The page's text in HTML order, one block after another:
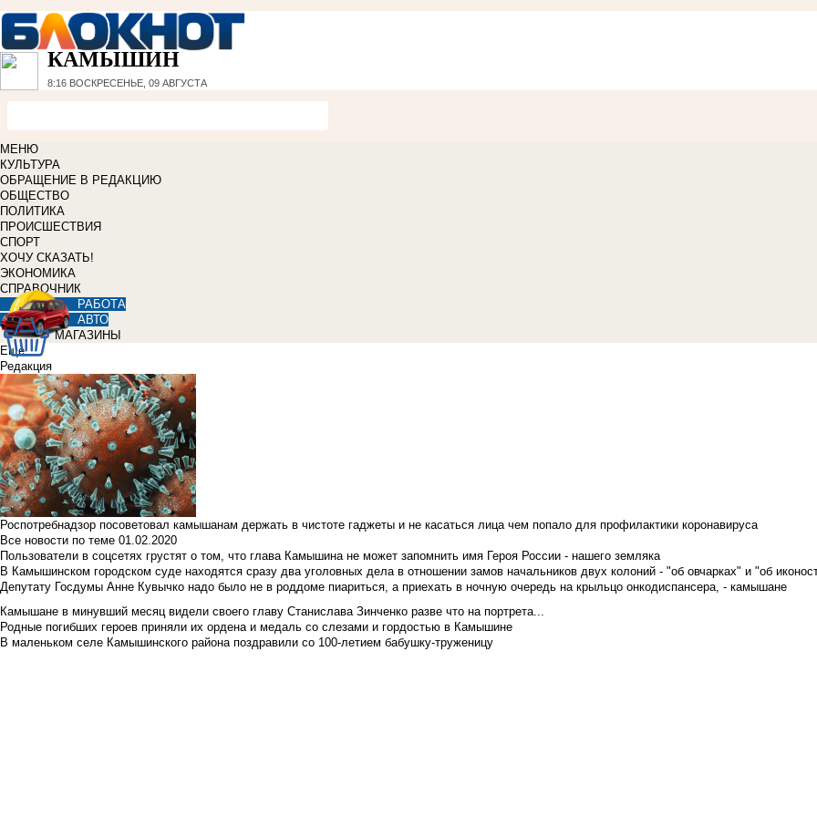
КАМЫШИН
8:16 ВОСКРЕСЕНЬЕ, 09 АВГУСТА
МЕНЮ
КУЛЬТУРА
ОБРАЩЕНИЕ В РЕДАКЦИЮ
ОБЩЕСТВО
ПОЛИТИКА
ПРОИСШЕСТВИЯ
СПОРТ
ХОЧУ СКАЗАТЬ!
ЭКОНОМИКА
СПРАВОЧНИК
РАБОТА
АВТО
МАГАЗИНЫ
Еще
Редакция
Роспотребнадзор посоветовал камышанам держать в чистоте гаджеты и не касаться лица чем попало для профилактики коронавируса
Все новости по теме 01.02.2020
Пользователи в соцсетях грустят о том, что глава Камышина не может запомнить имя Героя России - нашего земляка
В Камышинском городском суде находятся сразу два уголовных дела в отношении замов начальников двух колоний - "об овчарках" и "об
Депутату Госдумы Анне Кувычко надо было не в роддоме пиариться, а приехать в ночную очередь на крыльцо онкодиспансера, - камышане
Камышане в минувший месяц видели своего главу Станислава Зинченко разве что на портрета...
Родные погибших героев приняли их ордена и медаль со слезами и гордостью в Камышине
В маленьком селе Камышинского района поздравили со 100-летием бабушку-труженицу